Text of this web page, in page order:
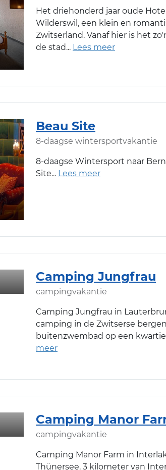
Het driehonderd jaar oude
Wilderswil, een klein en
Zwitserland. Vanaf hier is het
de stad
Beau Site
8-daagse wintersportvakantie
8-daagse Wintersport naar
Site
Camping Jungfrau
campingvakantie
Camping Jungfrau in
camping in de Zwitserse
buitenzwembad op een
Camping Manor
campingvakantie
Camping Manor Farm in
Thünersee. 3 kilometer van